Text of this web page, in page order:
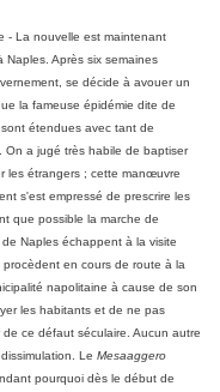
- La nouvelle est maintenant
Après six semaines
se décide à avouer un
la fameuse épidémie dite de
étendues avec tant de
On a jugé très habile de baptiser
les étrangers ; cette manœuvre
s'est empressé de prescrire les
que possible la marche de
Naples échappent à la visite
en cours de route à la
napolitaine à cause de son
les habitants et de ne pas
ce défaut séculaire. Aucun autre
Le Mesaaggero
pourquoi dès le début de